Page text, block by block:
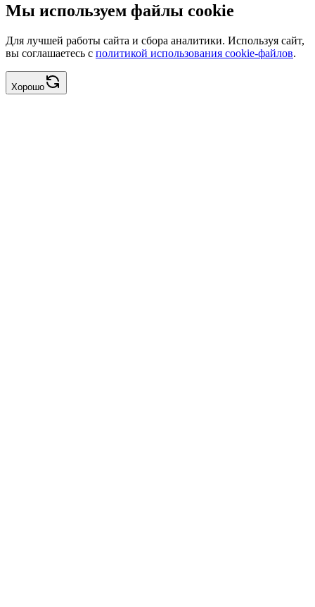
Мы используем файлы cookie
Для лучшей работы сайта и сбора аналитики. Используя сайт,
вы соглашаетесь с политикой использования cookie-файлов.
Хорошо